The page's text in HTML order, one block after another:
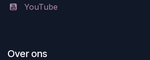
YouTube
Over ons